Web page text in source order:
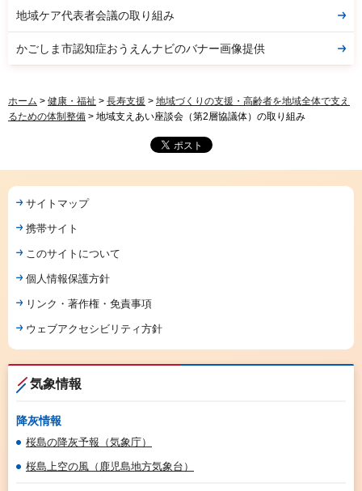
地域ケア代表者会議の取り組み
かごしま市認知症おうえんナビのバナー画像提供
ホーム > 健康・福祉 > 長寿支援 > 地域づくりの支援・高齢者を地域全体で支え
るための体制整備 > 地域支えあい座談会（第2層協議体）の取り組み
サイトマップ
携帯サイト
このサイトについて
個人情報保護方針
リンク・著作権・免責事項
ウェブアクセシビリティ方針
気象情報
降灰情報
桜島の降灰予報（気象庁）
桜島上空の風（鹿児島地方気象台）